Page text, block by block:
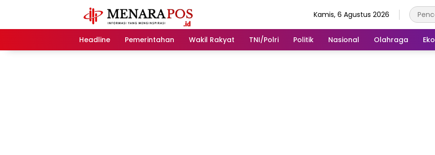
Kamis, 6 Agustus 2026
Headline Pemerintahan Wakil Rakyat TNI/Polri Politik Nasional Olahraga